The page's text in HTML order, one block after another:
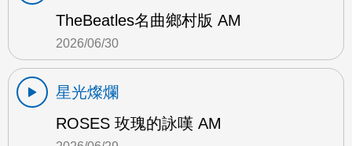
TheBeatles名曲鄉村版 AM
2026/06/30
星光燦爛
ROSES 玫瑰的詠嘆 AM